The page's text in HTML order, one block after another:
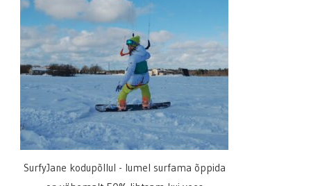
SurfyJane kodupõllul - lumel surfama õppida